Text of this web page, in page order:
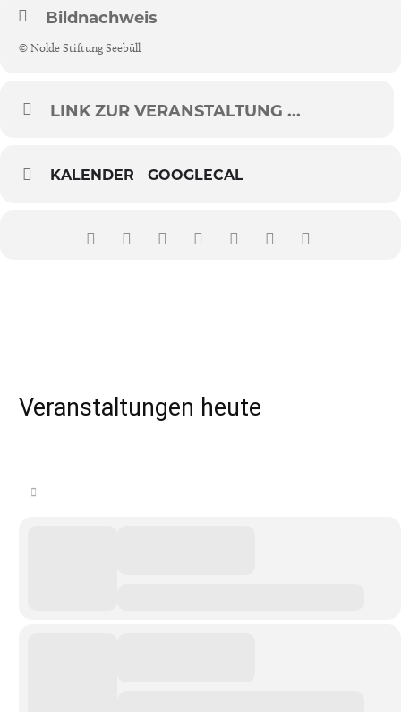
Bildnachweis
© Nolde Stiftung Seebüll
LINK ZUR VERANSTALTUNG ...
KALENDER GOOGLECAL
Veranstaltungen heute